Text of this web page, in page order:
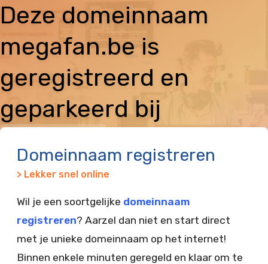
Deze domeinnaam
megafan.be is
geregistreerd en
geparkeerd bij
Domeinnaam registreren
> Lekker snel online
Wil je een soortgelijke domeinnaam
registreren? Aarzel dan niet en start direct
met je unieke domeinnaam op het internet!
Binnen enkele minuten geregeld en klaar om te